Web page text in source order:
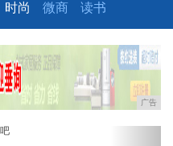
时尚 微商 读书
广告